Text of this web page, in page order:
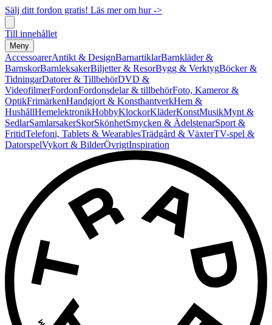
Sälj ditt fordon gratis! Läs mer om hur ->
Till innehållet
Meny
AccessoarerAntikt & DesignBarnartiklarBarnkläder &
BarnskorBarnleksakerBiljetter & ResorBygg & VerktygBöcker &
TidningarDatorer & TillbehörDVD &
VideofilmerFordonFordonsdelar & tillbehörFoto, Kameror &
OptikFrimärkenHandgjort & KonsthantverkHem &
HushållHemelektronikHobbyKlockorKläderKonstMusikMynt &
SedlarSamlarsakerSkorSkönhetSmycken & ÄdelstenarSport &
FritidTelefoni, Tablets & WearablesTrädgård & VäxterTV-spel &
DatorspelVykort & BilderÖvrigtInspiration